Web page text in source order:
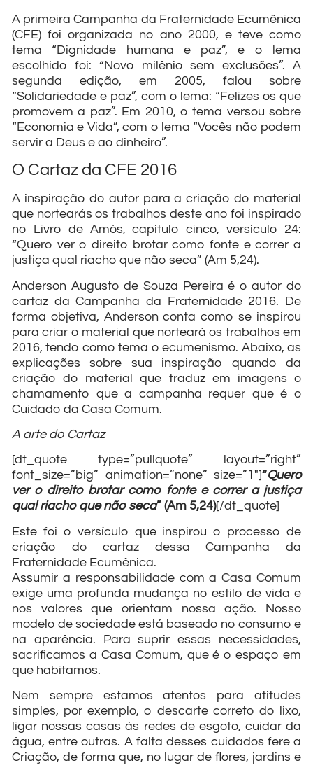
A primeira Campanha da Fraternidade Ecumênica
(CFE) foi organizada no ano 2000, e teve como
tema “Dignidade humana e paz”, e o lema
escolhido foi: “Novo milênio sem exclusões”. A
segunda edição, em 2005, falou sobre
“Solidariedade e paz”, com o lema: “Felizes os que
promovem a paz”. Em 2010, o tema versou sobre
“Economia e Vida”, com o lema “Vocês não podem
servir a Deus e ao dinheiro”.
O Cartaz da CFE 2016
A inspiração do autor para a criação do material
que nortearás os trabalhos deste ano foi inspirado
no Livro de Amós, capítulo cinco, versículo 24:
“Quero ver o direito brotar como fonte e correr a
justiça qual riacho que não seca” (Am 5,24).
Anderson Augusto de Souza Pereira é o autor do
cartaz da Campanha da Fraternidade 2016. De
forma objetiva, Anderson conta como se inspirou
para criar o material que norteará os trabalhos em
2016, tendo como tema o ecumenismo. Abaixo, as
explicações sobre sua inspiração quando da
criação do material que traduz em imagens o
chamamento que a campanha requer que é o
Cuidado da Casa Comum.
A arte do Cartaz
[dt_quote type=”pullquote” layout=”right”
font_size=”big” animation=”none” size=”1″]“Quero
ver o direito brotar como fonte e correr a justiça
qual riacho que não seca” (Am 5,24)[/dt_quote]
Este foi o versículo que inspirou o processo de
criação do cartaz dessa Campanha da
Fraternidade Ecumênica.
Assumir a responsabilidade com a Casa Comum
exige uma profunda mudança no estilo de vida e
nos valores que orientam nossa ação. Nosso
modelo de sociedade está baseado no consumo e
na aparência. Para suprir essas necessidades,
sacrificamos a Casa Comum, que é o espaço em
que habitamos.
Nem sempre estamos atentos para atitudes
simples, por exemplo, o descarte correto do lixo,
ligar nossas casas às redes de esgoto, cuidar da
água, entre outras. A falta desses cuidados fere a
Criação, de forma que, no lugar de flores, jardins e